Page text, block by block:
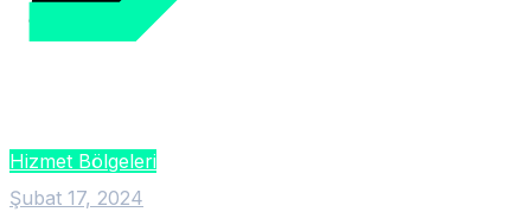
Hizmet Bölgeleri
Şubat 17, 2024